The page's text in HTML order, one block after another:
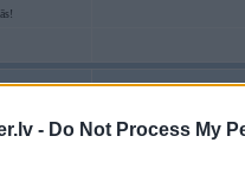
- Do Not Process My
01. Sep 2012, 13:49
Man vienreiz viens